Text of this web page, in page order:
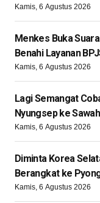
Kamis, 6 Agustus 2026
Menkes Buka
Benahi Layanan
Kamis, 6 Agustus 2026
Lagi Semangat
Nyungsep ke
Kamis, 6 Agustus 2026
Diminta Korea
Berangkat ke
Kamis, 6 Agustus 2026